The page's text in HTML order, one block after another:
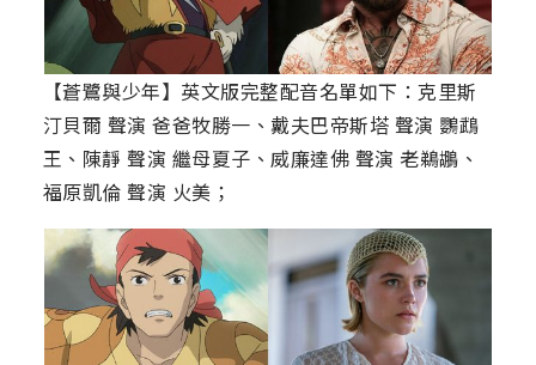
【蒼鷺與少年】英文版完整配音名單如下：克里斯
汀貝爾 聲演 爸爸牧勝一、戴夫巴帝斯塔 聲演 鸚鵡
王、陳靜 聲演 繼母夏子、威廉達佛 聲演 老鵜鶘、
福原凱倫 聲演 火美；